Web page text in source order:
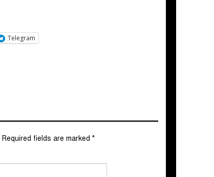
Telegram
Required fields are marked *